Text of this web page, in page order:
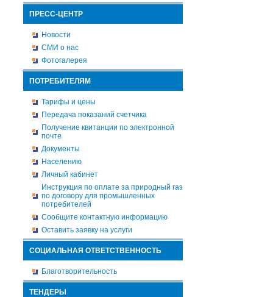
ПРЕСС-ЦЕНТР
Новости
СМИ о нас
Фотогалерея
ПОТРЕБИТЕЛЯМ
Тарифы и цены
Передача показаний счетчика
Получение квитанции по электронной
почте
Документы
Населению
Личный кабинет
Инструкция по оплате за природный газ
по договору для промышленных
потребителей
Сообщите контактную информацию
Оставить заявку на услуги
СОЦИАЛЬНАЯ ОТВЕТСТВЕННОСТЬ
Благотворительность
ТЕНДЕРЫ